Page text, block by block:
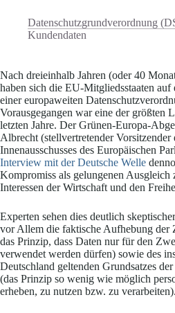
Datenschutzgrundverordnung
Kundendaten
Nach dreieinhalb Jahren (oder 40
haben sich die EU-Mitgliedsstaaten
einer europaweiten
Vorausgegangen war eine der größten
letzten Jahre. Der Grünen-Europa-
Albrecht (stellvertretender Vorsitzender
Innenausschusses des Europäischen
Interview mit der Deutsche Welle
Kompromiss als gelungenen Ausgleich
Interessen der Wirtschaft und den
Experten sehen dies deutlich
vor Allem die faktische Aufhebung der
das Prinzip, dass Daten nur für den
verwendet werden dürfen) sowie des
Deutschland geltenden Grundsatzes
(das Prinzip so wenig wie möglich
erheben, zu nutzen bzw. zu verarbeiten).